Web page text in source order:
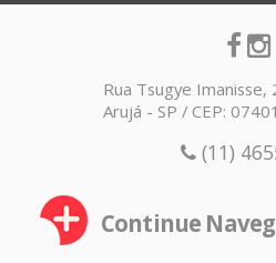
Rua Tsugye Imanisse,
Arujá - SP / CEP:
(11)
Continue